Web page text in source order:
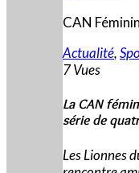
CAN
Actualité,
7 Vues
La CAN
série de
Les Lionnes